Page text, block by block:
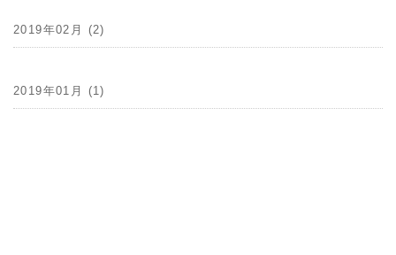
2019年02月 (2)
2019年01月 (1)